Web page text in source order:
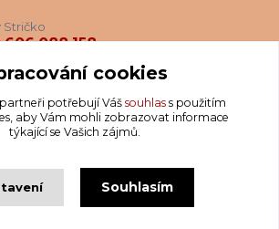
Stričko
606 088 158
cookies
potřebují Váš souhlass použitím
aby Vám mohli zobrazovat informace
týkající se Vašich zájmů.
Souhlasím